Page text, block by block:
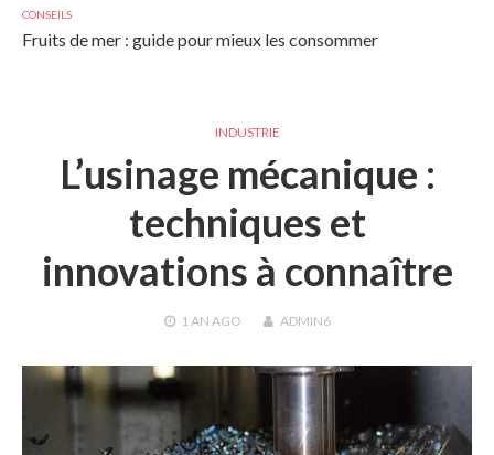
CONSEILS
Fruits de mer : guide pour mieux les consommer
INDUSTRIE
L’usinage mécanique :
techniques et
innovations à connaître
1 AN AGO ADMIN6